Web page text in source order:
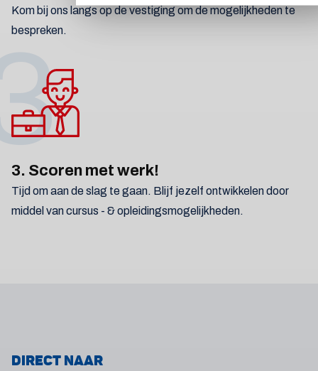
Kom bij ons langs op de vestiging om de mogelijkheden te
bespreken.
3. Scoren met werk!
Tijd om aan de slag te gaan. Blijf jezelf ontwikkelen door
middel van cursus - & opleidingsmogelijkheden.
Direct naar